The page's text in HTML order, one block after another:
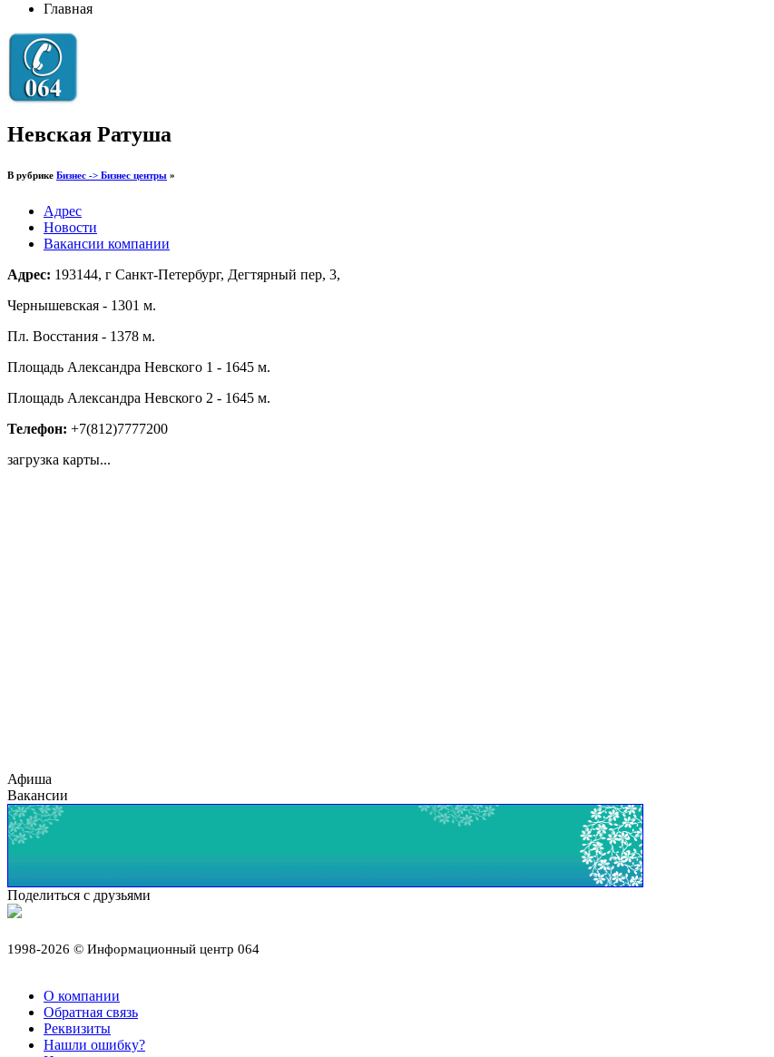
Главная
Невская Ратуша
В рубрике Бизнес -> Бизнес центры »
Адрес
Новости
Вакансии компании
Адрес: 193144, г Санкт-Петербург, Дегтярный пер, 3,
Чернышевская - 1301 м.
Пл. Восстания - 1378 м.
Площадь Александра Невского 1 - 1645 м.
Площадь Александра Невского 2 - 1645 м.
Телефон: +7(812)7777200
загрузка карты...
Афиша
Вакансии
Поделиться с друзьями
1998-2026 © Информационный центр 064
О компании
Обратная связь
Реквизиты
Нашли ошибку?